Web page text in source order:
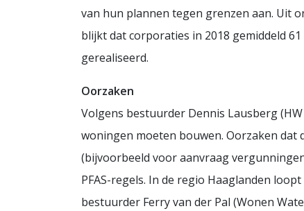
van hun plannen tegen grenzen aan. Uit
blijkt dat corporaties in 2018 gemiddeld
gerealiseerd.
Oorzaken
Volgens bestuurder Dennis Lausberg
woningen moeten bouwen. Oorzaken dat
(bijvoorbeeld voor aanvraag
PFAS-regels. In de regio Haaglanden
bestuurder Ferry van der Pal (Wonen